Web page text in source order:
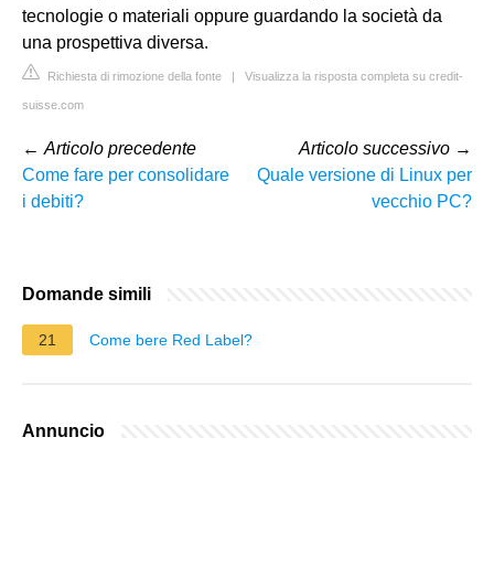
tecnologie o materiali oppure guardando la società da
una prospettiva diversa.
Richiesta di rimozione della fonte | Visualizza la risposta completa su credit-
suisse.com
← Articolo precedente
Come fare per consolidare
i debiti?
Articolo successivo →
Quale versione di Linux per
vecchio PC?
Domande simili
21 Come bere Red Label?
Annuncio